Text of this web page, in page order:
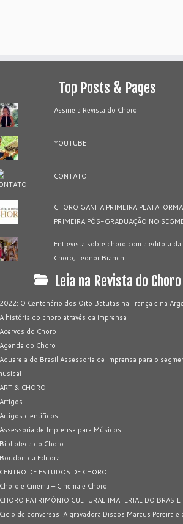
Top Posts & Pages
Assine a Revista do Choro!
YOUTUBE
CONTATO
CHORO GANHA PRIMEIRA
PRIMEIRA PÓS-GRADUAÇÃO NO
Entrevista sobre choro com a editora da
Choro, Leonor Bianchi
Leia na Revista do Choro
2022: O Centenário dos Oito Batutas na França e na
A história do choro através da imprensa
Acervos do Choro
Agenda do Choro
Aquarela do Brasil Assessoria de Imprensa para o
ART & CHORO
Artigos
Artigos científicos
Assessoria de Imprensa para Músicos
Biblioteca do Choro
Boudoir da Editora
CENTRO DE ESTUDOS DE CHORO
Choro e Cinema – Cinema e Choro
CHORO PATRIMÔNIO CULTURAL IMATERIAL DO BRASIL
Ciclo de conversas 'A gravadora Discos Marcus Pereira e